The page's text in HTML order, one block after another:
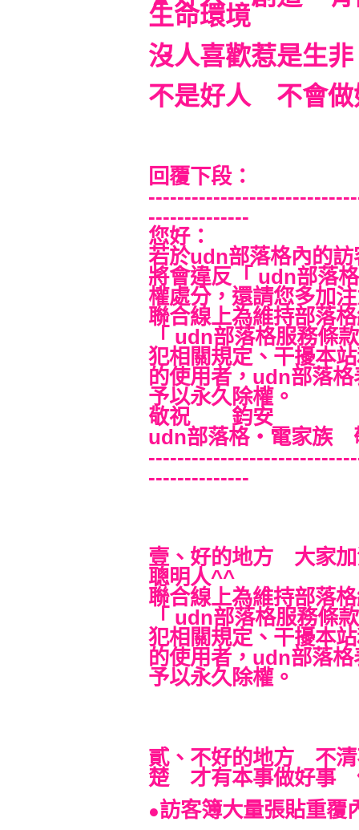
生命環境
沒人喜歡惹是生
不是好人 不會
回覆下段：
--------------
您好：
若於udn部落格內的
將會違反「 udn部落
權處分，還請您多加
聯合線上為維持部落
「 udn部落格服務條
犯相關規定、干擾本
的使用者，udn部落
予以永久除權。
敬祝 鈞安
udn部落格‧電家族
--------------
壹、好的地方 大家
聰明人^^
聯合線上為維持部落
「 udn部落格服務條
犯相關規定、干擾本
的使用者，udn部落
予以永久除權。
貳、不好的地方 不
楚 才有本事做好事
●訪客簿大量張貼重